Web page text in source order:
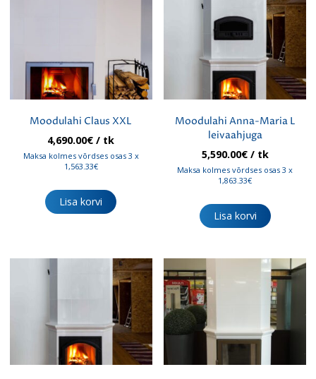
Moodulahi Claus XXL
4,690.00€ / tk
Maksa kolmes võrdses osas 3 x
1,563.33€
Lisa korvi
Moodulahi Anna-Maria L
leivaahjuga
5,590.00€/ tk
Maksa kolmes võrdses osas 3 x
1,863.33€
Lisa korvi